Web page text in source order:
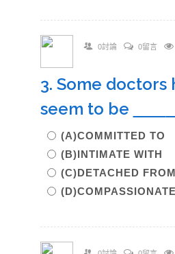
0討論 0留言
3. Some
seem to be
(A)COMMITTED TO
(B)INTIMATE WITH
(C)DETACHED FROM